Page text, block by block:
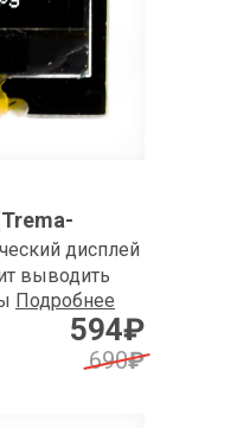
дисплей
выводить
Подробнее
594₽
690₽